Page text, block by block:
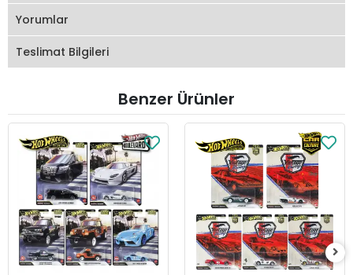
Yorumlar
Teslimat Bilgileri
Benzer Ürünler